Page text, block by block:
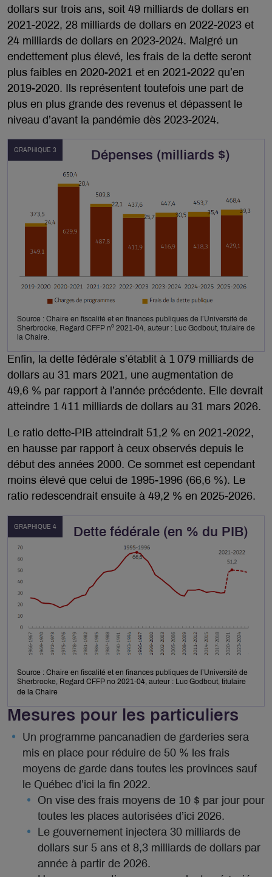
dollars sur trois ans, soit 49 milliards de dollars en
2021-2022, 28 milliards de dollars en 2022-2023 et
24 milliards de dollars en 2023-2024. Malgré un
endettement plus élevé, les frais de la dette seront
plus faibles en 2020-2021 et en 2021-2022 qu’en
2019-2020. Ils représentent toutefois une part de
plus en plus grande des revenus et dépassent le
niveau d’avant la pandémie dès 2023-2024.
GRAPHIQUE 3 Dépenses (milliards $)
Source : Chaire en fiscalité et en finances publiques de l’Université de
Sherbrooke, Regard CFFP no 2021-04, auteur : Luc Godbout, titulaire de
la Chaire.
Enfin, la dette fédérale s’établit à 1 079 milliards de
dollars au 31 mars 2021, une augmentation de
49,6 % par rapport à l’année précédente. Elle devrait
atteindre 1 411 milliards de dollars au 31 mars 2026.
Le ratio dette-PIB atteindrait 51,2 % en 2021-2022,
en hausse par rapport à ceux observés depuis le
début des années 2000. Ce sommet est cependant
moins élevé que celui de 1995-1996 (66,6 %). Le
ratio redescendrait ensuite à 49,2 % en 2025-2026.
GRAPHIQUE 4 Dette fédérale (en % du PIB)
Source : Chaire en fiscalité et en finances publiques de l’Université de
Sherbrooke, Regard CFFP no 2021-04, auteur : Luc Godbout, titulaire
de la Chaire
Mesures pour les particuliers
Un programme pancanadien de garderies sera
mis en place pour réduire de 50 % les frais
moyens de garde dans toutes les provinces sauf
le Québec d’ici la fin 2022.
On vise des frais moyens de 10 $ par jour pour
toutes les places autorisées d’ici 2026.
Le gouvernement injectera 30 milliards de
dollars sur 5 ans et 8,3 milliards de dollars par
année à partir de 2026.